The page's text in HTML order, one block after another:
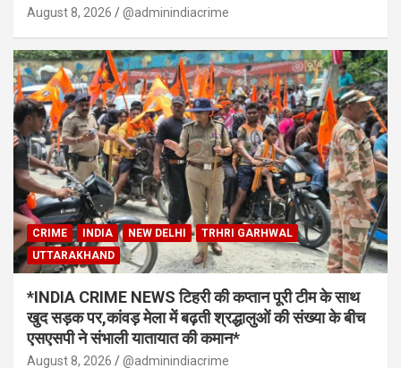
August 8, 2026 @adminindiacrime
CRIME INDIA NEW DELHI
TRHRI GARHWAL
UTTARAKHAND
*INDIA CRIME NEWS टिहरी की कप्तान पूरी टीम के साथ
खुद सड़क पर,कांवड़ मेला में बढ़ती श्रद्धालुओं की संख्या के बीच
एसएसपी ने संभाली यातायात की कमान*
August 8, 2026 @adminindiacrime